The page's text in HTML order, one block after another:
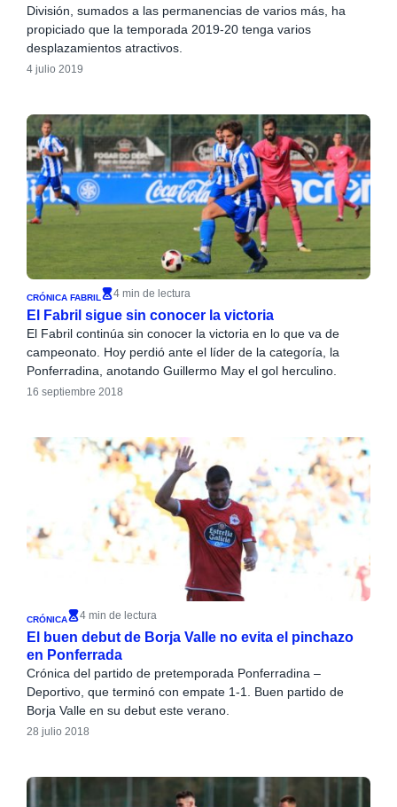
División, sumados a las permanencias de varios más, ha
propiciado que la temporada 2019-20 tenga varios
desplazamientos atractivos.
4 julio 2019
CRÓNICA FABRIL 4 min de lectura
El Fabril sigue sin conocer la victoria
El Fabril continúa sin conocer la victoria en lo que va de
campeonato. Hoy perdió ante el líder de la categoría, la
Ponferradina, anotando Guillermo May el gol herculino.
16 septiembre 2018
CRÓNICA 4 min de lectura
El buen debut de Borja Valle no evita el pinchazo
en Ponferrada
Crónica del partido de pretemporada Ponferradina –
Deportivo, que terminó con empate 1-1. Buen partido de
Borja Valle en su debut este verano.
28 julio 2018